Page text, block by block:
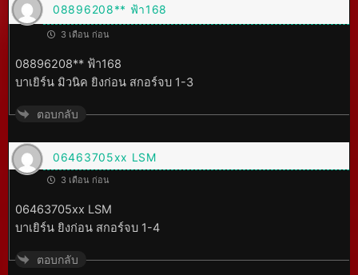
08896208** ฟ้า168
3 เดือน ก่อน
08896208** ฟ้า168
บาเยิร์น มิวนิค ยิงก่อน สกอร์จบ 1-3
ตอบกลับ
06463705xx LSM
3 เดือน ก่อน
06463705xx LSM
บาเยิร์น ยิงก่อน สกอร์จบ 1-4
ตอบกลับ